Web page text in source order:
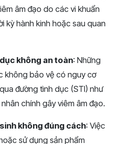
âm đạo do các vi khuẩn
kỳ hành kinh hoặc sau quan
không an toàn: Những
không bảo vệ có nguy cơ
đường tình dục (STI) như
chính gây viêm âm đạo​​.
không đúng cách: Việc
sử dụng sản phẩm